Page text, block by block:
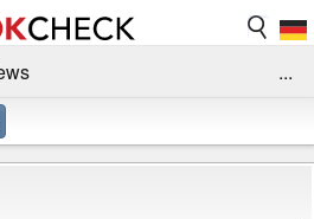
...